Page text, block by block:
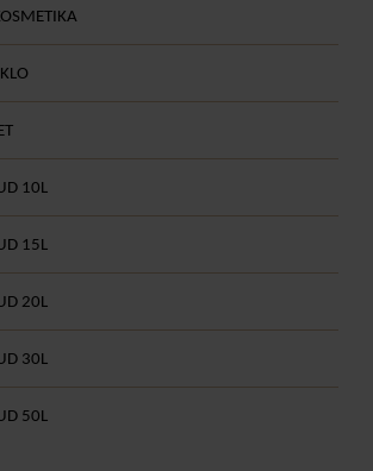
10L
15L
20L
30L
50L